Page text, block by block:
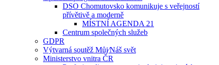
DSO Chomutovsko komunikuje s veřejností
přívětivě a moderně
MÍSTNÍ AGENDA 21
Centrum společných služeb
GDPR
Výtvarná soutěž Můj⁄Náš svět
Ministerstvo vnitra ČR